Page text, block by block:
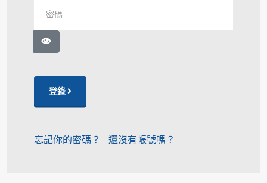
顯示密碼
登錄
忘記你的密碼？ 還沒有帳號嗎？